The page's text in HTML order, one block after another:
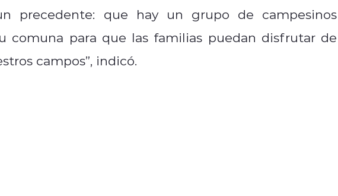
precedente: que hay un grupo de campesinos
comuna para que las familias puedan disfrutar de
campos”, indicó.